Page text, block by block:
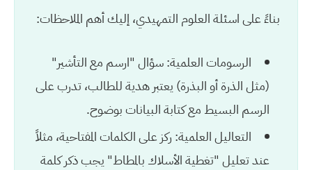
بناءً علىاسئلة العلوم التمهيدي، إليك أهم الملاحظات:
الرسومات العلمية:سؤال "ارسم مع التأشير"
(مثل الذرة أو البذرة) يعتبر هدية للطالب، تدرب على
الرسم البسيط مع كتابة البيانات بوضوح.
التعاليل العلمية: ركز على الكلمات المفتاحية، مثلاً
عند تعليل "تغطية الأسلاك بالمطاط" يجب ذكر كلمة